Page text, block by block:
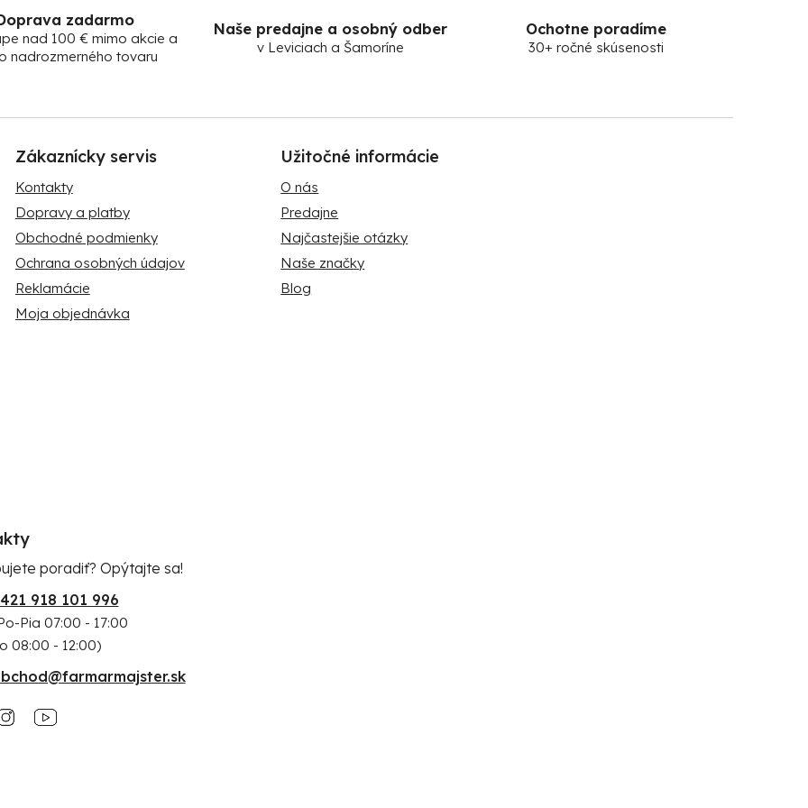
zadarmo
nad 100 € mimo akcie a
nadrozmerného tovaru
Naše predajne a osobný odber
v Leviciach a Šamoríne
Ochotne poradíme
30+ ročné skúsenosti
Zákaznícky servis
Kontakty
Dopravy a platby
Obchodné podmienky
Ochrana osobných údajov
Reklamácie
Moja objednávka
Užitočné informácie
O nás
Predajne
Najčastejšie otázky
Naše značky
Blog
poradiť? Opýtajte sa!
918 101 996
Pia 07:00 - 17:00
08:00 - 12:00)